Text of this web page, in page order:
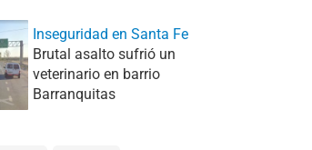
Inseguridad en Santa Fe
Brutal asalto sufrió un
veterinario en barrio
Barranquitas